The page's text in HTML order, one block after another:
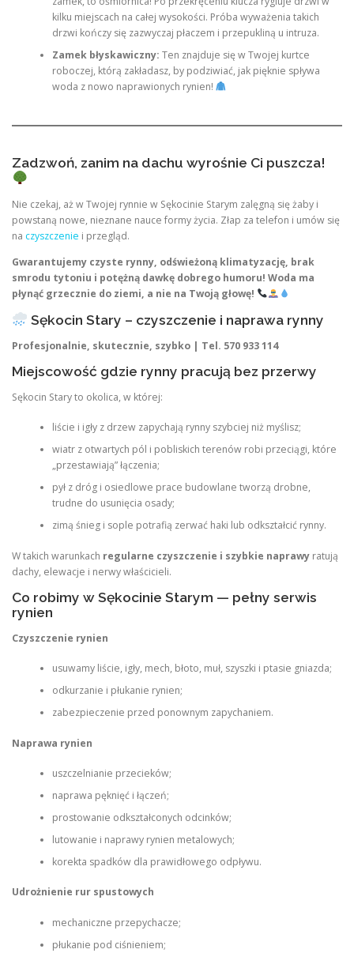
kilku miejscach na całej wysokości. Próba wyważenia takich
drzwi kończy się zazwyczaj płaczem i przepukliną u intruza.
Zamek błyskawiczny: Ten znajduje się w Twojej kurtce
roboczej, którą zakładasz, by podziwiać, jak pięknie spływa
woda z nowo naprawionych rynien!
Zadzwoń, zanim na dachu wyrośnie Ci puszcza!
Nie czekaj, aż w Twojej rynnie w Sękocinie Starym zalęgną się żaby i
powstaną nowe, nieznane nauce formy życia. Złap za telefon i umów się
na czyszczenie i przegląd.
Gwarantujemy czyste rynny, odświeżoną klimatyzację, brak
smrodu tytoniu i potężną dawkę dobrego humoru! Woda ma
płynąć grzecznie do ziemi, a nie na Twoją głowę!
Sękocin Stary – czyszczenie i naprawa rynny
Profesjonalnie, skutecznie, szybko | Tel. 570 933 114
Miejscowość gdzie rynny pracują bez przerwy
Sękocin Stary to okolica, w której:
liście i igły z drzew zapychają rynny szybciej niż myślisz;
wiatr z otwartych pól i pobliskich terenów robi przeciągi, które
„przestawiają” łączenia;
pył z dróg i osiedlowe prace budowlane tworzą drobne,
trudne do usunięcia osady;
zimą śnieg i sople potrafią zerwać haki lub odkształcić rynny.
W takich warunkach regularne czyszczenie i szybkie naprawy ratują
dachy, elewacje i nerwy właścicieli.
Co robimy w Sękocinie Starym — pełny serwis
rynien
Czyszczenie rynien
usuwamy liście, igły, mech, błoto, muł, szyszki i ptasie gniazda;
odkurzanie i płukanie rynien;
zabezpieczenie przed ponownym zapychaniem.
Naprawa rynien
uszczelnianie przecieków;
naprawa pęknięć i łączeń;
prostowanie odkształconych odcinków;
lutowanie i naprawy rynien metalowych;
korekta spadków dla prawidłowego odpływu.
Udrożnienie rur spustowych
mechaniczne przepychacze;
płukanie pod ciśnieniem;